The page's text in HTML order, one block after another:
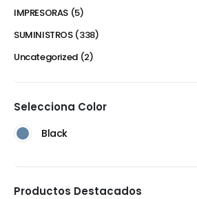
IMPRESORAS (5)
SUMINISTROS (338)
Uncategorized (2)
Selecciona Color
Black
Productos Destacados